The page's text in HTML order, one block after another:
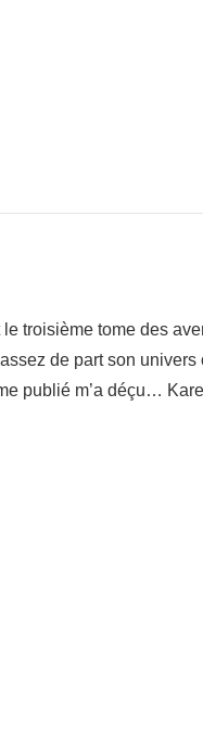
troisième tome des
de part son
publié m’a déçu…